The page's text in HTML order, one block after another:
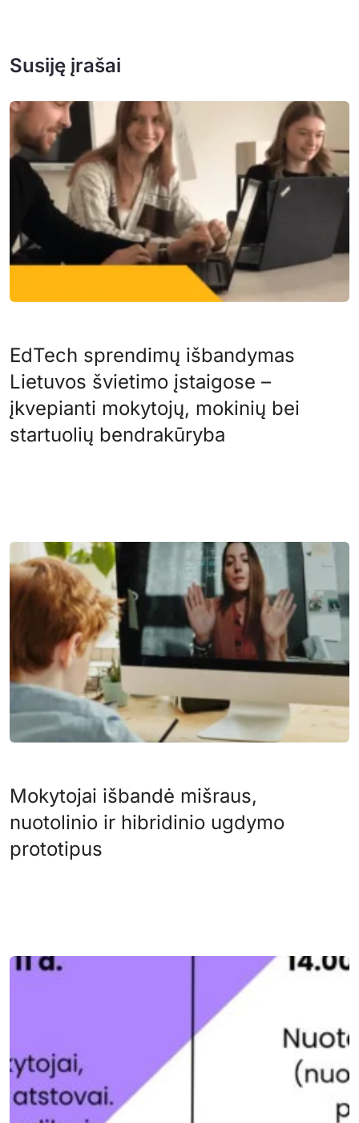
Susiję įrašai
EdTech sprendimų išbandymas
Lietuvos švietimo įstaigose –
įkvepianti mokytojų, mokinių bei
startuolių bendrakūryba
Mokytojai išbandė mišraus,
nuotolinio ir hibridinio ugdymo
prototipus